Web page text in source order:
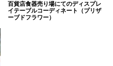
百貨店食器売り場にてのディスプレ
イテーブルコーディネート（プリザ
ーブドフラワー）